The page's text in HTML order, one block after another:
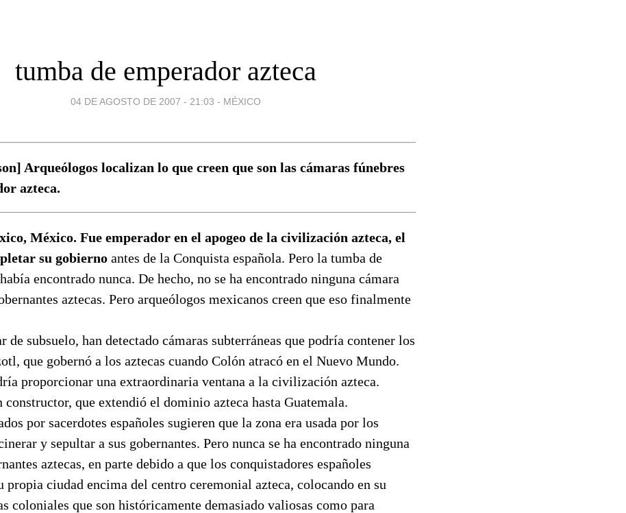
tumba de emperador azteca
04 DE AGOSTO DE 2007 - 21:03 - MÉXICO
Arqueólogos localizan lo que creen que son las cámaras fúnebres
azteca.
México. Fue emperador en el apogeo de la civilización azteca, el
su gobierno antes de la Conquista española. Pero la tumba de
encontrado nunca. De hecho, no se ha encontrado ninguna cámara
aztecas. Pero arqueólogos mexicanos creen que eso finalmente
de subsuelo, han detectado cámaras subterráneas que podría contener los
que gobernó a los aztecas cuando Colón atracó en el Nuevo Mundo.
proporcionar una extraordinaria ventana a la civilización azteca.
que extendió el dominio azteca hasta Guatemala.
por sacerdotes españoles sugieren que la zona era usada por los
y sepultar a sus gobernantes. Pero nunca se ha encontrado ninguna
aztecas, en parte debido a que los conquistadores españoles
propia ciudad encima del centro ceremonial azteca, colocando en su
coloniales que son históricamente demasiado valiosas como para